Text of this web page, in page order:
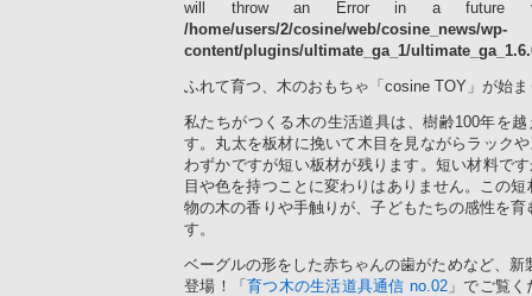
will throw an Error in a future
/home/users/2/cosine/web/cosine_news/wp-
content/plugins/ultimate_ga_1/
ふれて育つ、木のおもちゃ「cosine TOY」が始
私たちがつくる木の生活道具は、樹齢100年を
す。丸太を板材に挽いて木目を見ながらラック
わずかですが短い板材が残ります。短い材料で
目や色を持つことに変わりはありません。この
物の木の香りや手触りが、子どもたちの感性を育
す。
ベーグルの形をした赤ちゃんの歯がためなど、新
登場！「育つ木の生活道具通信 no.02」でご覧く